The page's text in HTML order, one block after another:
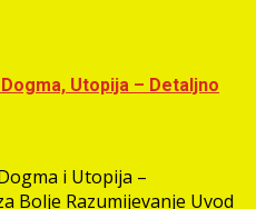
Utopija – Detaljno
i Utopija –
Bolje Razumijevanje Uvod